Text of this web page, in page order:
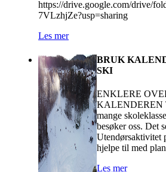
https://drive.google.com/drive/
7VLzhjZe?usp=sharing
Les mer
BRUK
SKI
ENKLERE
KALENDEREN
mange
besøker oss. Det
Utendørsaktivitet
hjelpe til med
Les mer